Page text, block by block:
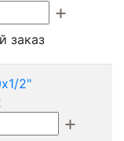
заказ
2"